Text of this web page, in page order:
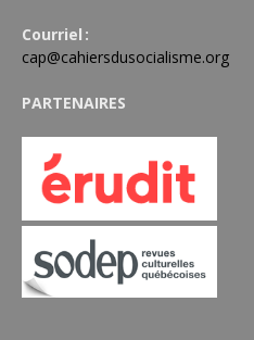
Courriel :
cap@cahiersdusocialisme.org
PARTENAIRES